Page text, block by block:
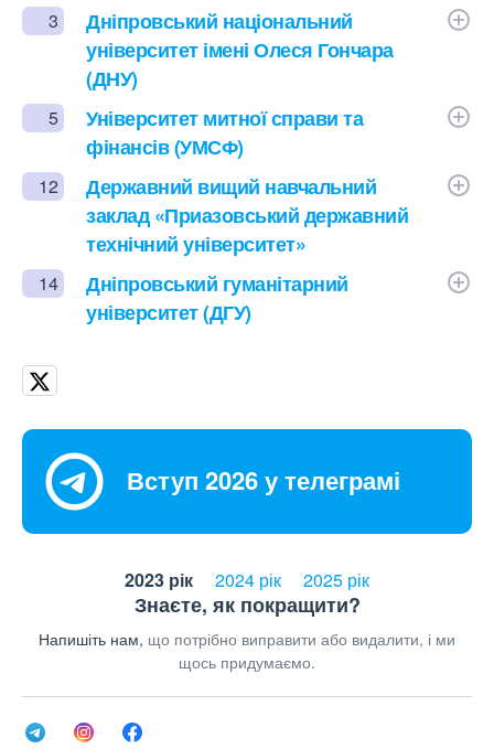
3
Дніпровський національний
університет імені Олеся Гончара
(ДНУ)
5
Університет митної справи та
фінансів (УМСФ)
12
Державний вищий навчальний
заклад «Приазовський державний
технічний університет»
14
Дніпровський гуманітарний
університет (ДГУ)
Вступ 2026 у телеграмі
2023 рік 2024 рік 2025 рік
Знаєте, як покращити?
Напишіть нам, що потрібно виправити або видалити, і ми
щось придумаємо.